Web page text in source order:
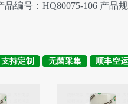
品编号：HQ80075-106 产品
支持定制 无菌采集 顺丰空运